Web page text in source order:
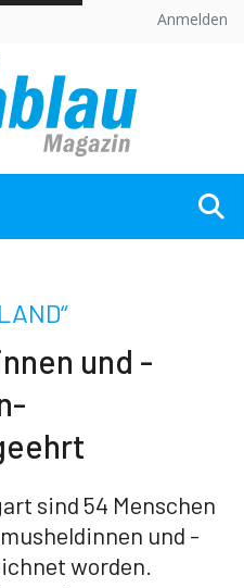
Anmelden
und -
sind 54 Menschen
und -
worden.